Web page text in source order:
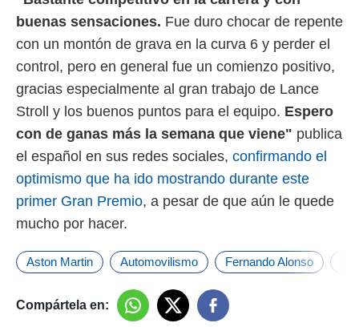
buenas sensaciones. Fue duro chocar de repente
con un montón de grava en la curva 6 y perder el
control, pero en general fue un comienzo positivo,
gracias especialmente al gran trabajo de Lance
Stroll y los buenos puntos para el equipo. Espero
con de ganas más la semana que viene" publica
el español en sus redes sociales, confirmando el
optimismo que ha ido mostrando durante este
primer Gran Premio, a pesar de que aún le quede
mucho por hacer.
Aston Martin Automovilismo Fernando Alonso
Compártela en: